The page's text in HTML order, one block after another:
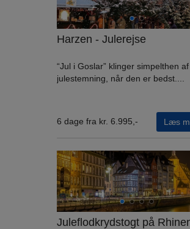
Harzen - Julerejse
“Jul i Goslar” klinger simpelthen af
julestemning, når den er bedst....
6 dage fra kr. 6.995,- Læs
Juleflodkrydstogt på